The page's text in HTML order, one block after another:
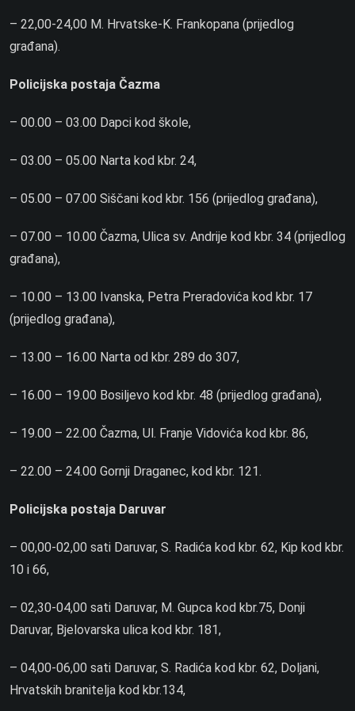
– 22,00-24,00 M. Hrvatske-K. Frankopana (prijedlog
građana).
Policijska postaja Čazma
– 00.00 – 03.00 Dapci kod škole,
– 03.00 – 05.00 Narta kod kbr. 24,
– 05.00 – 07.00 Siščani kod kbr. 156 (prijedlog građana),
– 07.00 – 10.00 Čazma, Ulica sv. Andrije kod kbr. 34 (prijedlog
građana),
– 10.00 – 13.00 Ivanska, Petra Preradovića kod kbr. 17
(prijedlog građana),
– 13.00 – 16.00 Narta od kbr. 289 do 307,
– 16.00 – 19.00 Bosiljevo kod kbr. 48 (prijedlog građana),
– 19.00 – 22.00 Čazma, Ul. Franje Vidovića kod kbr. 86,
– 22.00 – 24.00 Gornji Draganec, kod kbr. 121.
Policijska postaja Daruvar
– 00,00-02,00 sati Daruvar, S. Radića kod kbr. 62, Kip kod kbr.
10 i 66,
– 02,30-04,00 sati Daruvar, M. Gupca kod kbr.75, Donji
Daruvar, Bjelovarska ulica kod kbr. 181,
– 04,00-06,00 sati Daruvar, S. Radića kod kbr. 62, Doljani,
Hrvatskih branitelja kod kbr.134,